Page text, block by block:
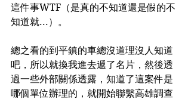
這件事WTF（是真的不知道還是假的不
知道就...）。
總之看的到平鎮的車總沒道理沒人知道
吧，所以就換我進去遞了名片，然後透
過一些外部關係透露，知道了這案件是
哪個單位辦理的，就開始聯繫高雄調查